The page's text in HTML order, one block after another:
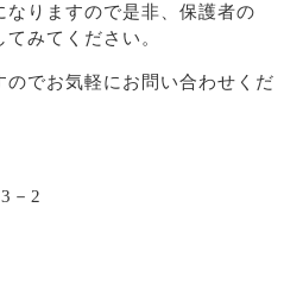
なりますので是非、保護者の
みてください。
のでお気軽にお問い合わせくだ
－2